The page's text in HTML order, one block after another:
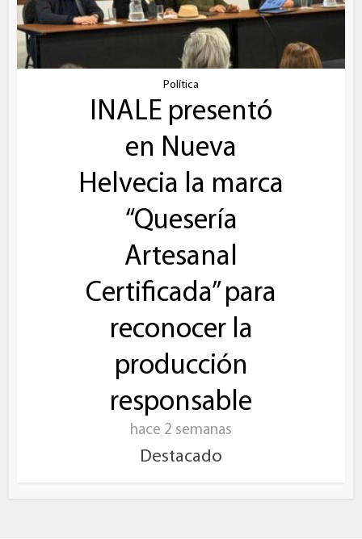
Política
INALE presentó
en Nueva
Helvecia la marca
“Quesería
Artesanal
Certificada” para
reconocer la
producción
responsable
hace 2 semanas
Destacado